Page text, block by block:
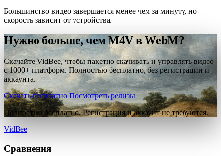
Большинство видео завершается менее чем за минуту, но
скорость зависит от устройства.
Нужно больше, чем M4V в WebM?
Скачайте VidBee, чтобы пакетно скачивать и управлять видео
с 1000+ платформ. Полностью бесплатно, без регистрации и
аккаунта.
Скачать бесплатно Посмотреть релизы
Полностью бесплатно. Регистрация и аккаунт не требуются.
VidBee
Сравнения